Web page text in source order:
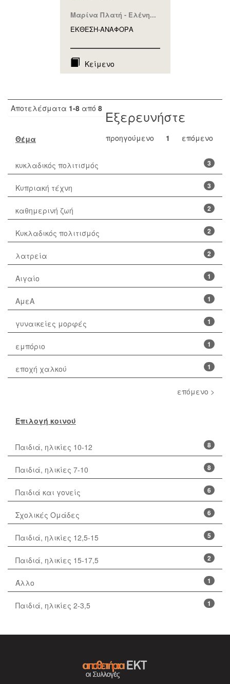
Μαρίνα Πλατή - Ελένη...
ΕΚΘΕΣΗ-ΑΝΑΦΟΡA
Κείμενο
Αποτελέσματα 1-8 από 8
προηγούμενο 1 επόμενο
Εξερευνήστε
Θέμα
3
κυκλαδικός πολιτισμός
3
Κυπριακή τέχνη
2
καθημερινή ζωή
2
Κυκλαδικός πολιτισμός
2
λατρεία
1
Αιγαίο
1
ΑμεΑ
1
γυναικείες μορφές
1
εμπόριο
1
εποχή χαλκού
επόμενο >
Επιλογή κοινού
8
Παιδιά, ηλικίες 10-12
8
Παιδιά, ηλικίες 7-10
6
Παιδιά και γονείς
6
Σχολικές Ομάδες
5
Παιδιά, ηλικίες 12,5-15
2
Παιδιά, ηλικίες 15-17,5
1
Άλλο
1
Παιδιά, ηλικίες 2-3,5